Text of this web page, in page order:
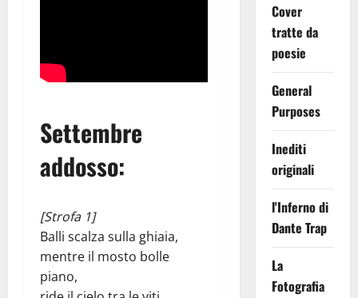
Settembre
addosso:
[Strofa 1]
Balli scalza sulla ghiaia,
mentre il mosto bolle
piano,
Cover
tratte da
poesie
General
Purposes
Inediti
originali
l'Inferno di
Dante Trap
La
Fotografia